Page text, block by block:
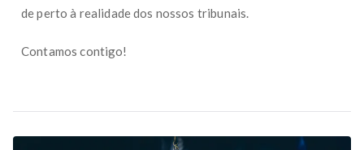
de perto à realidade dos nossos tribunais.
Contamos contigo!